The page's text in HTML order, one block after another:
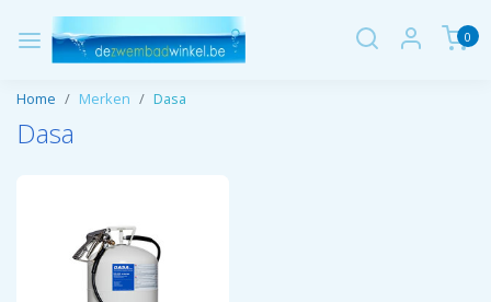
0
Home Merken Dasa
Dasa